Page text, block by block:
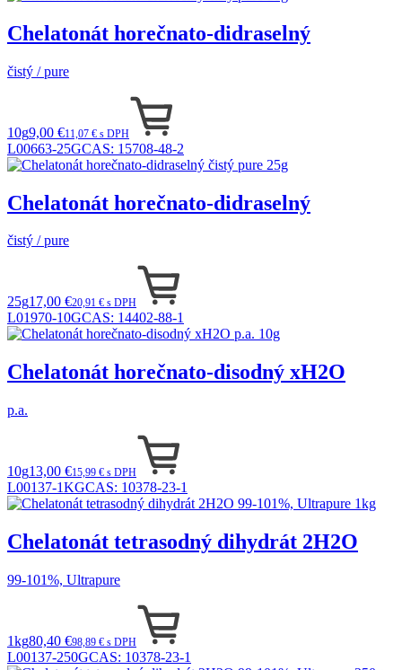
Chelatonát horečnato-didraselný
čistý / pure
10g9,00 €11,07 € s DPH
L00663-25GCAS: 15708-48-2
Chelatonát horečnato-didraselný
čistý / pure
25g17,00 €20,91 € s DPH
L01970-10GCAS: 14402-88-1
Chelatonát horečnato-disodný xH2O
p.a.
10g13,00 €15,99 € s DPH
L00137-1KGCAS: 10378-23-1
Chelatonát tetrasodný dihydrát 2H2O
99-101%, Ultrapure
1kg80,40 €98,89 € s DPH
L00137-250GCAS: 10378-23-1